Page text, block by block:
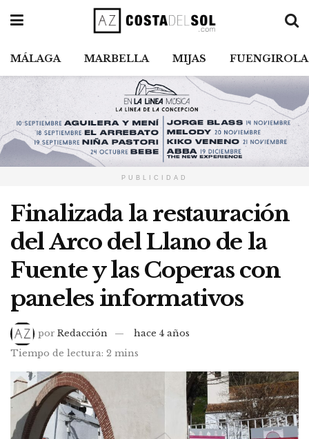
MÁLAGA MARBELLA MIJAS FUENGIROLA
PUBLICIDAD
Finalizada la restauración
del Arco del Llano de la
Fuente y las Coperas con
paneles informativos
por Redacción
hace 4 años
Tiempo de lectura: 2 mins